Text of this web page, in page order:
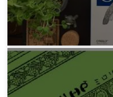
Ian Griffiths『プログ